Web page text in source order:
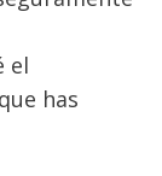
el
has